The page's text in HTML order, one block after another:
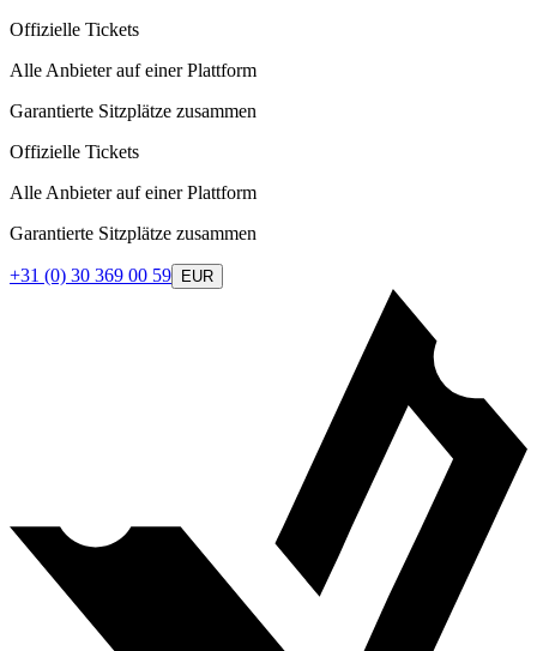
Offizielle Tickets
Alle Anbieter auf einer Plattform
Garantierte Sitzplätze zusammen
Offizielle Tickets
Alle Anbieter auf einer Plattform
Garantierte Sitzplätze zusammen
+31 (0) 30 369 00 59 EUR